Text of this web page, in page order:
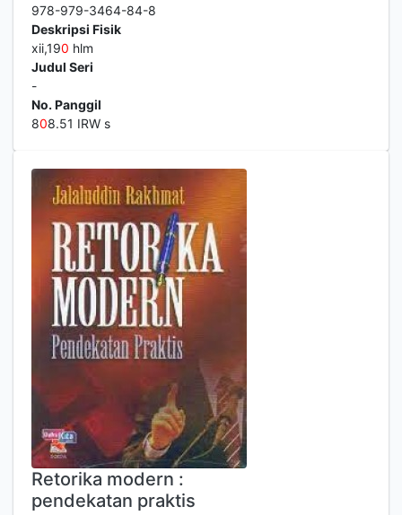
978-979-3464-84-8
Deskripsi Fisik
xii,190 hlm
Judul Seri
-
No. Panggil
808.51 IRW s
Retorika modern :
pendekatan praktis